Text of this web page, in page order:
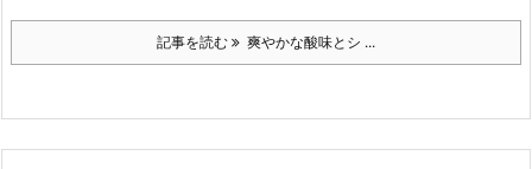
記事を読む 爽やかな酸味とシ ...